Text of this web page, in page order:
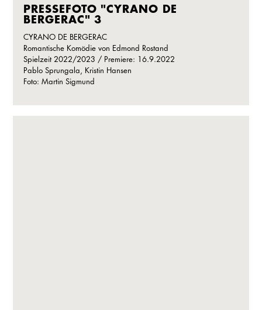
PRESSEFOTO "CYRANO DE
BERGERAC" 3
CYRANO DE BERGERAC
Romantische Komödie von Edmond Rostand
Spielzeit 2022/2023 / Premiere: 16.9.2022
Pablo Sprungala, Kristin Hansen
Foto: Martin Sigmund